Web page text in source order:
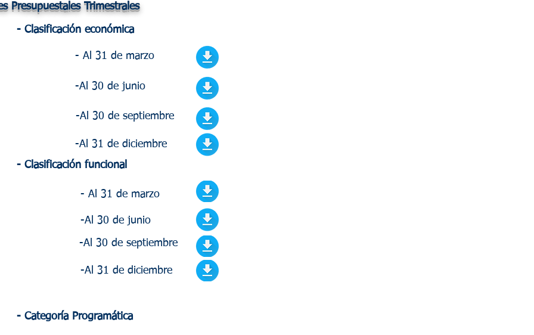
Presupuestales Trimestrales
- Clasificación económica
- Al 31 de marzo
-Al 30 de junio
-Al 30 de septiembre
-Al 31 de diciembre
- Clasificación funcional
- Al 31 de marzo
-Al 30 de junio
-Al 30 de septiembre
-Al 31 de diciembre
- Categoría Programática